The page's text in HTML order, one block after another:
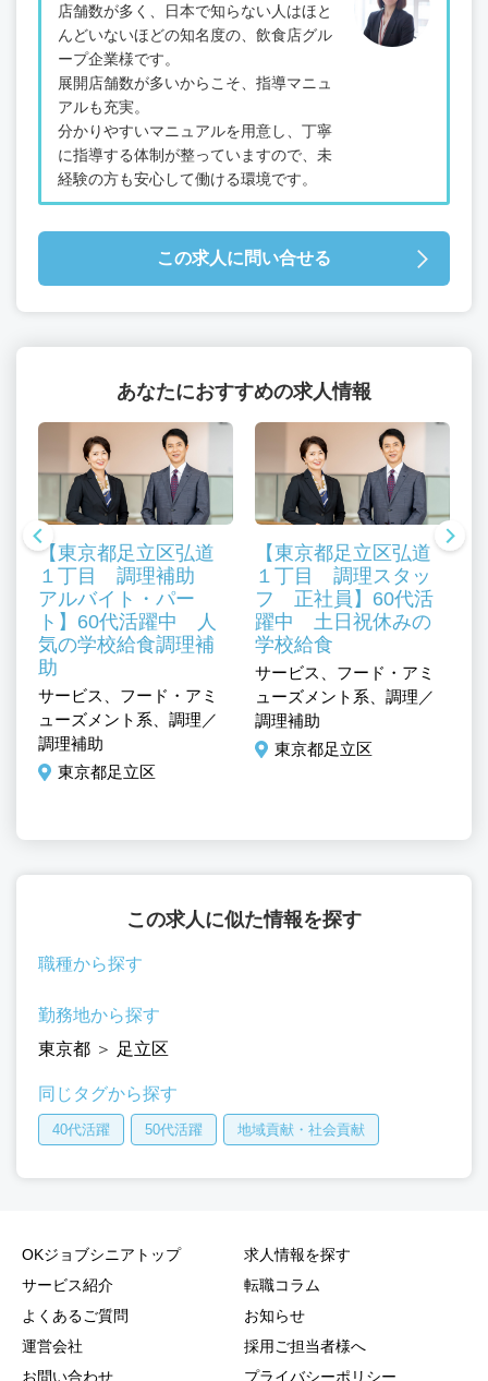
店舗数が多く、日本で知らない人はほと
んどいないほどの知名度の、飲食店グル
ープ企業様です。
展開店舗数が多いからこそ、指導マニュ
アルも充実。
分かりやすいマニュアルを用意し、丁寧
に指導する体制が整っていますので、未
経験の方も安心して働ける環境です。
この求人に問い合せる
あなたにおすすめの求人情報
【東京都足立区弘道
１丁目 調理補助
アルバイト・パー
ト】60代活躍中 人
気の学校給食調理補
助
サービス、フード・アミ
ューズメント系、調理／
調理補助
東京都足立区
【東京都足立区弘道
１丁目 調理スタッ
フ 正社員】60代活
躍中 土日祝休みの
学校給食
サービス、フード・アミ
ューズメント系、調理／
調理補助
東京都足立区
この求人に似た情報を探す
職種から探す
勤務地から探す
東京都 ＞ 足立区
同じタグから探す
40代活躍 50代活躍 地域貢献・社会貢献
OKジョブシニアトップ
サービス紹介
よくあるご質問
運営会社
お問い合わせ
求人情報を探す
転職コラム
お知らせ
採用ご担当者様へ
プライバシーポリシー